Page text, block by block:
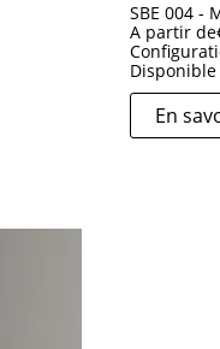
SBE 004 -
A partir de
En